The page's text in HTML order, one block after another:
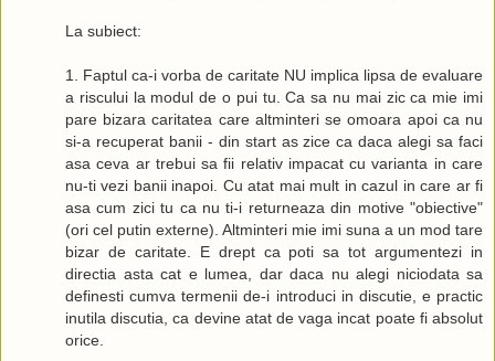
La subiect:
1. Faptul ca-i vorba de caritate NU implica lipsa de evaluare
a riscului la modul de o pui tu. Ca sa nu mai zic ca mie imi
pare bizara caritatea care altminteri se omoara apoi ca nu
si-a recuperat banii - din start as zice ca daca alegi sa faci
asa ceva ar trebui sa fii relativ impacat cu varianta in care
nu-ti vezi banii inapoi. Cu atat mai mult in cazul in care ar fi
asa cum zici tu ca nu ti-i returneaza din motive "obiective"
(ori cel putin externe). Altminteri mie imi suna a un mod tare
bizar de caritate. E drept ca poti sa tot argumentezi in
directia asta cat e lumea, dar daca nu alegi niciodata sa
definesti cumva termenii de-i introduci in discutie, e practic
inutila discutia, ca devine atat de vaga incat poate fi absolut
orice.